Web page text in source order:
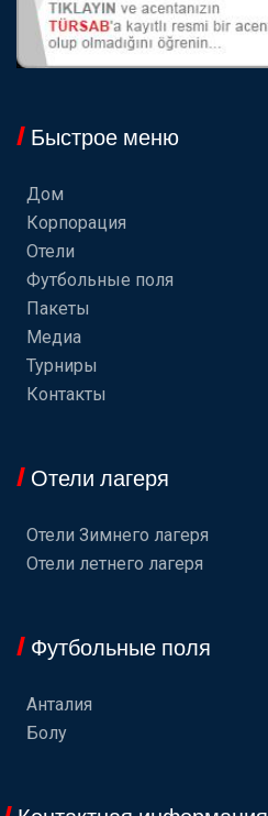
Быстрое меню
Дом
Корпорация
Отели
Футбольные поля
Пакеты
Медиа
Турниры
Контакты
Отели лагеря
Отели Зимнего лагеря
Отели летнего лагеря
Футбольные поля
Анталия
Болу